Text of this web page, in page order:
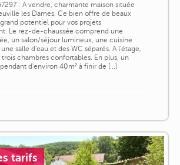
: A vendre, charmante maison située
les Dames. Ce bien offre de beaux
potentiel pour vos projets
Le rez-de-chaussée comprend une
un salon/séjour lumineux, une cuisine
salle d'eau et des WC séparés. A l'étage,
chambres confortables. En plus, un
d'environ 40m² à finir de [...]
tarifs